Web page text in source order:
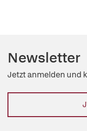
Newsletter
Jetzt anmelden und